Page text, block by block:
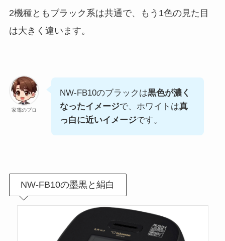
2機種ともブラック系は共通で、もう1色の見た目
は大きく違います。
家電のプロ
NW-FB10のブラックは黒色が濃く
なったイメージで、ホワイトは真
っ白に近いイメージです。
NW-FB10の墨黒と絹白